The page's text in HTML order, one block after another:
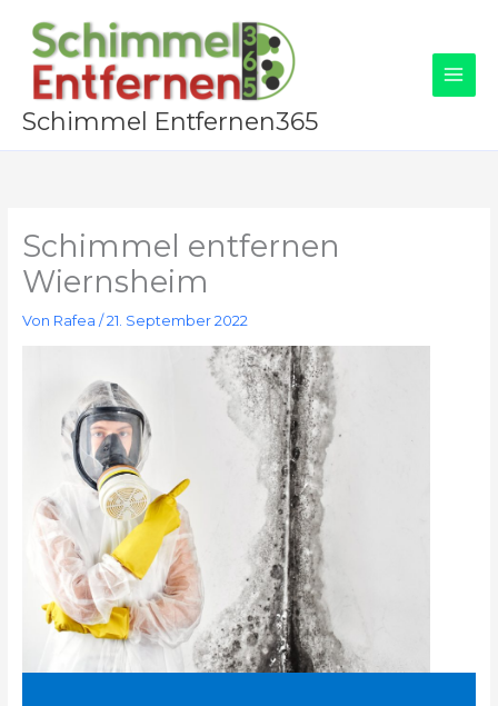
Inhalt
springen
Schimmel Entfernen365
Schimmel entfernen
Wiernsheim
Von Rafea /21. September 2022